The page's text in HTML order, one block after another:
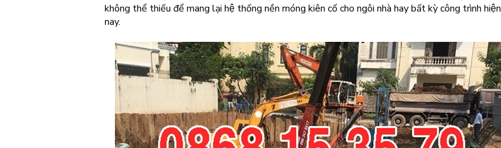
không thể thiếu để mang lại hệ thống nền móng kiên cố cho ngôi nhà hay bất kỳ công trình hiện
nay.